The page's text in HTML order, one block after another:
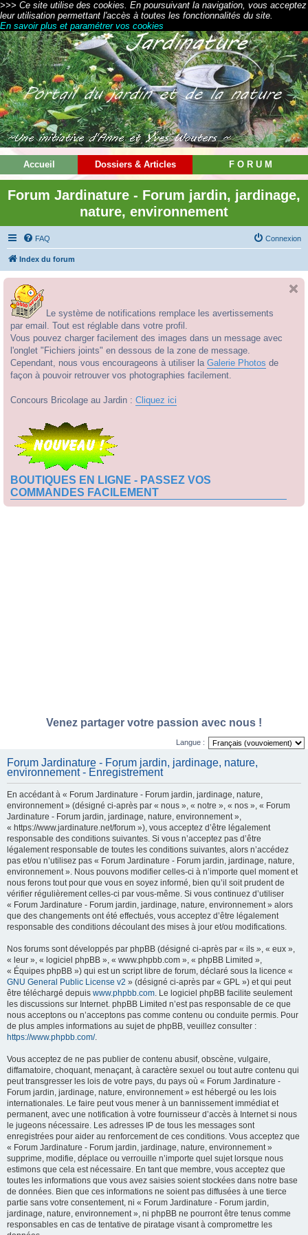
>>> Ce site utilise des cookies. En poursuivant la navigation, vous acceptez
leur utilisation permettant l'accès à toutes les fonctionnalités du site.
En savoir plus et paramétrer vos cookies
Accueil Dossiers & Articles F O R U M
Forum Jardinature - Forum jardin, jardinage,
nature, environnement
FAQ Connexion
Index du forum
Le système de notifications remplace les avertissements
par email. Tout est réglable dans votre profil.
Vous pouvez charger facilement des images dans un message avec
l'onglet "Fichiers joints" en dessous de la zone de message.
Cependant, nous vous encourageons à utiliser la Galerie Photos de
façon à pouvoir retrouver vos photographies facilement.
Concours Bricolage au Jardin : Cliquez ici
BOUTIQUES EN LIGNE - PASSEZ VOS
COMMANDES FACILEMENT
Venez partager votre passion avec nous !
Langue :
Forum Jardinature - Forum jardin, jardinage, nature,
environnement - Enregistrement
En accédant à « Forum Jardinature - Forum jardin, jardinage, nature,
environnement » (désigné ci-après par « nous », « notre », « nos », « Forum
Jardinature - Forum jardin, jardinage, nature, environnement »,
« https://www.jardinature.net/forum »), vous acceptez d’être légalement
responsable des conditions suivantes. Si vous n’acceptez pas d’être
légalement responsable de toutes les conditions suivantes, alors n’accédez
pas et/ou n’utilisez pas « Forum Jardinature - Forum jardin, jardinage, nature,
environnement ». Nous pouvons modifier celles-ci à n’importe quel moment et
nous ferons tout pour que vous en soyez informé, bien qu’il soit prudent de
vérifier régulièrement celles-ci par vous-même. Si vous continuez d’utiliser
« Forum Jardinature - Forum jardin, jardinage, nature, environnement » alors
que des changements ont été effectués, vous acceptez d’être légalement
responsable des conditions découlant des mises à jour et/ou modifications.
Nos forums sont développés par phpBB (désigné ci-après par « ils », « eux »,
« leur », « logiciel phpBB », « www.phpbb.com », « phpBB Limited »,
« Équipes phpBB ») qui est un script libre de forum, déclaré sous la licence «
GNU General Public License v2 » (désigné ci-après par « GPL ») et qui peut
être téléchargé depuis www.phpbb.com. Le logiciel phpBB facilite seulement
les discussions sur Internet. phpBB Limited n’est pas responsable de ce que
nous acceptons ou n’acceptons pas comme contenu ou conduite permis. Pour
de plus amples informations au sujet de phpBB, veuillez consulter :
https://www.phpbb.com/.
Vous acceptez de ne pas publier de contenu abusif, obscène, vulgaire,
diffamatoire, choquant, menaçant, à caractère sexuel ou tout autre contenu qui
peut transgresser les lois de votre pays, du pays où « Forum Jardinature -
Forum jardin, jardinage, nature, environnement » est hébergé ou les lois
internationales. Le faire peut vous mener à un bannissement immédiat et
permanent, avec une notification à votre fournisseur d’accès à Internet si nous
le jugeons nécessaire. Les adresses IP de tous les messages sont
enregistrées pour aider au renforcement de ces conditions. Vous acceptez que
« Forum Jardinature - Forum jardin, jardinage, nature, environnement »
supprime, modifie, déplace ou verrouille n’importe quel sujet lorsque nous
estimons que cela est nécessaire. En tant que membre, vous acceptez que
toutes les informations que vous avez saisies soient stockées dans notre base
de données. Bien que ces informations ne soient pas diffusées à une tierce
partie sans votre consentement, ni « Forum Jardinature - Forum jardin,
jardinage, nature, environnement », ni phpBB ne pourront être tenus comme
responsables en cas de tentative de piratage visant à compromettre les